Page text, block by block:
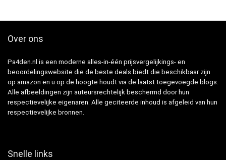
Over ons
Pa4den.nl is een moderne alles-in-één prijsvergelijkings- en
beoordelingswebsite die de beste deals biedt die beschikbaar zijn
op amazon en u op de hoogte houdt via de laatst toegevoegde blogs.
Alle afbeeldingen zijn auteursrechtelijk beschermd door hun
respectievelijke eigenaren. Alle geciteerde inhoud is afgeleid van hun
respectievelijke bronnen.
Snelle links